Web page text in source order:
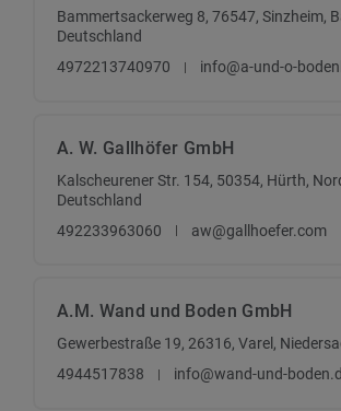
Bammertsackerweg 8, 76547, Sinzheim,
Deutschland
4972213740970
info@a-und-o-
A. W. Gallhöfer GmbH
Kalscheurener Str. 154, 50354, Hürth,
Deutschland
492233963060
aw@gallhoefer.com
A.M. Wand und Boden GmbH
Gewerbestraße 19, 26316, Varel,
4944517838
info@wand-und-